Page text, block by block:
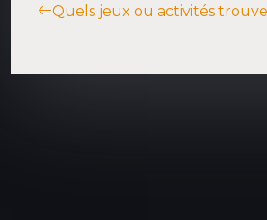
Quels jeux ou activités